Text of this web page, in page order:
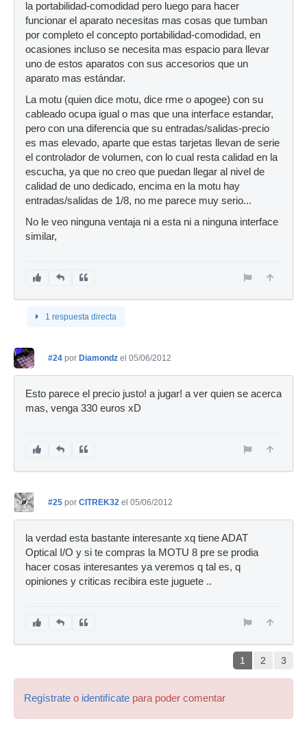
la portabilidad-comodidad pero luego para hacer
funcionar el aparato necesitas mas cosas que tumban
por completo el concepto portabilidad-comodidad, en
ocasiones incluso se necesita mas espacio para llevar
uno de estos aparatos con sus accesorios que un
aparato mas estándar.
La motu (quien dice motu, dice rme o apogee) con su
cableado ocupa igual o mas que una interface estandar,
pero con una diferencia que su entradas/salidas-precio
es mas elevado, aparte que estas tarjetas llevan de serie
el controlador de volumen, con lo cual resta calidad en la
escucha, ya que no creo que puedan llegar al nivel de
calidad de uno dedicado, encima en la motu hay
entradas/salidas de 1/8, no me parece muy serio...
No le veo ninguna ventaja ni a esta ni a ninguna interface
similar,
1 respuesta directa
#24 por Diamondz el 05/06/2012
Esto parece el precio justo! a jugar! a ver quien se acerca
mas, venga 330 euros xD
#25 por CITREK32 el 05/06/2012
la verdad esta bastante interesante xq tiene ADAT
Optical I/O y si te compras la MOTU 8 pre se prodia
hacer cosas interesantes ya veremos q tal es, q
opiniones y criticas recibira este juguete ..
1 2 3
Regístrate o identifícate para poder comentar